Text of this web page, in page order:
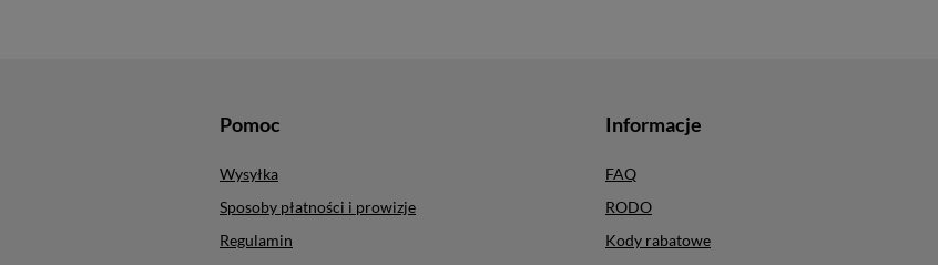
Pomoc
Wysyłka
Sposoby płatności i prowizje
Regulamin
Informacje
FAQ
RODO
Kody rabatowe